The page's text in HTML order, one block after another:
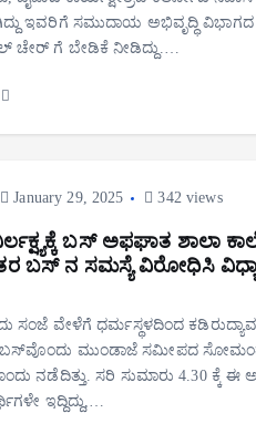
ಇವರಿಗೆ ಸಮುದಾಯ ಅಭಿವೃದ್ಧಿ
ಚೇರ್ ಗೆ ಬೇಡಿಕೆ ನೀಡಿದ್ದು.…
January 29, 2025 342 views
ಬಸ್ ಅಫಘಾತ ಶಾಲಾ
ಬಸ್ ನ ಸಮಸ್ಯೆ ವಿರೋಧಿಸಿ
ಸಂಜೆ ವೇಳೆಗೆ ಧರ್ಮಸ್ಥಳದಿಂದ
ಬಸ್‌ವೊಂದು ಮುಂಡಾಜೆ ಸಮೀಪದ
ನಡೆದಿತ್ತು. ಸರಿ ಸುಮಾರು 4.30 ಕ್ಕೆ ಈ
ಇದ್ದಿದ್ದು,…